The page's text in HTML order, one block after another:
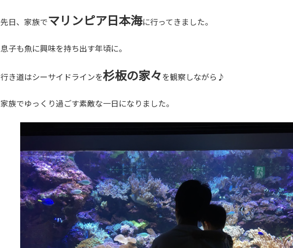
先日、家族でマリンピア日本海に行ってきました。
息子も魚に興味を持ち出す年頃に。
行き道はシーサイドラインを杉板の家々を観察しながら♪
家族でゆっくり過ごす素敵な一日になりました。